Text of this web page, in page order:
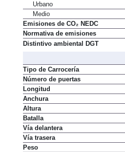
Urbano
Medio
Emisiones de CO₂ NEDC
Normativa de emisiones
Distintivo ambiental DGT
Tipo de Carrocería
Número de puertas
Longitud
Anchura
Altura
Batalla
Vía delantera
Vía trasera
Peso